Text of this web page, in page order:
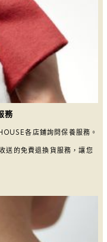
務
各店鋪詢問保養服務。
送的免費退換貨服務，讓您